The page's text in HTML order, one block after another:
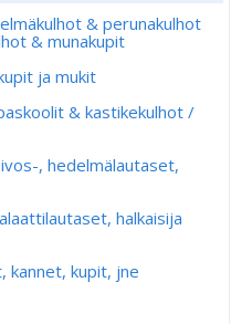
& perunakulhot
& munakupit
ja mukit
& kastikekulhot /
, hedelmälautaset,
halkaisija
kannet, kupit, jne